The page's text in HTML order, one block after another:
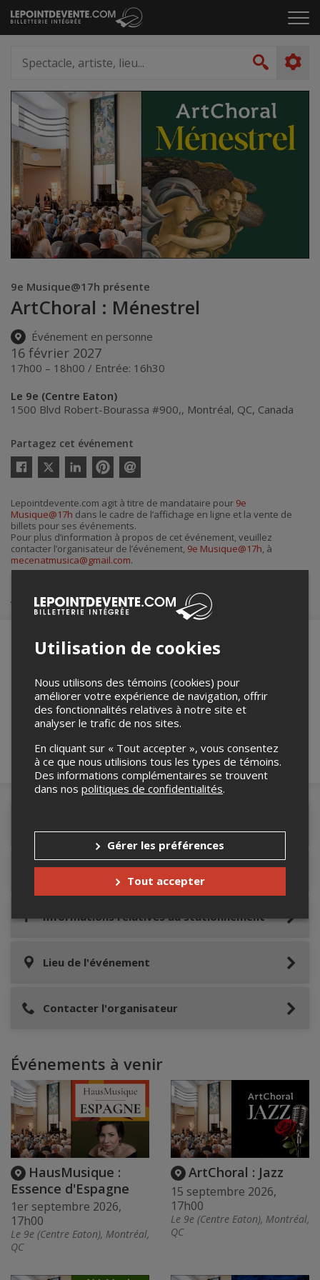
Passer
au
le
artiste,
lieu...
9e Musique@17h présente
ArtChoral : Ménestrel
Événement en personne
16 février 2027
17h00 – 18h00 / Entrée: 16h30
Le 9e (Centre Eaton)
1500 Blvd Robert-Bourassa #900,, Montréal, QC, Canada
Partagez cet événement
Twitter
courriel
Lepointdevente.com agit à titre de mandataire pour 9e
Musique@17h dans le cadre de l’affichage en ligne et la vente de
billets pour ses événements.
Pour plus d’information à propos de cet événement, veuillez
contacter l’organisateur de l’événement, 9e Musique@17h, à
mecenatmusica@gmail.com.
Achat de billets
Merci de confirmer que vous n'êtes pas un
robot ci-bas.
Accès au site de l'événement
Informations relatives au stationnement
Lieu de l'événement
Contacter l'organisateur
Événements à venir
HausMusique :
Essence d'Espagne
1er septembre 2026,
17h00
Le 9e (Centre Eaton), Montréal,
QC
ArtChoral : Jazz
15 septembre 2026,
17h00
Le 9e (Centre Eaton), Montréal,
QC
Utilisation de cookies
Nous utilisons des témoins (cookies) pour
améliorer votre expérience de navigation, offrir
des fonctionnalités relatives à notre site et
analyser le trafic de nos sites.
En cliquant sur « Tout accepter », vous consentez
à ce que nous utilisions tous les types de témoins.
Des informations complémentaires se trouvent
dans nos politiques de confidentialités.
Gérer les préférences
Tout accepter